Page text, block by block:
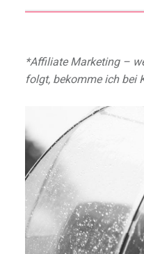
*Affiliate Marketing –
folgt, bekomme ich bei